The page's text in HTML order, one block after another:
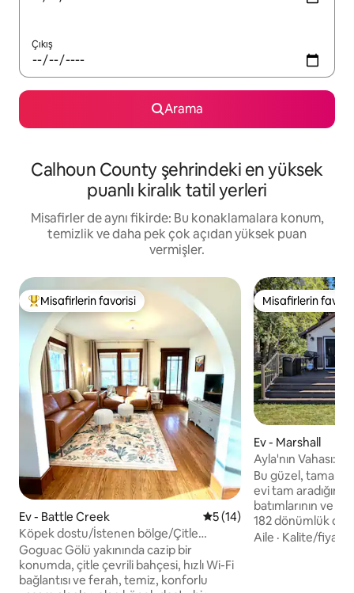
Çıkış
Arama
Calhoun County şehrindeki en yüksek
puanlı kiralık tatil yerleri
Misafirler de aynı fikirde: Bu konaklamalara konum,
temizlik ve daha pek çok açıdan yüksek puan
vermişler.
Misafirlerin favorilerinden en beğenilenler arasında
Misafirlerin favorisi
Ev - Battle Creek 5 üzerinden ortalama 5
5 (14)
Köpek dostu/İstenen bölge/Çitle
çevrili/Hızlı kablosuz internet bağlantısı
Goguac Gölü yakınında cazip bir
konumda, çitle çevrili bahçesi, hızlı Wi-Fi
bağlantısı ve ferah, temiz, konforlu
Misafirlerin
Misafirlerin
Ev - Marshall
Ayla'nın Vahası:
Bu güzel,
evi tam
batımlarının ve
182 dönümlük
115 dönümlük,
Aile · Kalite/fiyat